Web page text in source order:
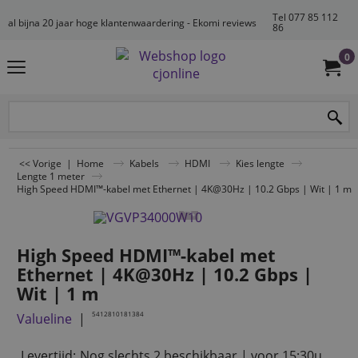
al bijna 20 jaar hoge klantenwaardering - Ekomi reviews
Tel 077 85 112
86
0
<< Vorige | Home Kabels HDMI
Kies lengte
Lengte 1 meter
High Speed HDMI™-kabel met Ethernet | 4K@30Hz | 10.2 Gbps | Wit | 1 m
High Speed HDMI™-kabel met
Ethernet | 4K@30Hz | 10.2 Gbps |
Wit | 1 m
Valueline 5412810181384